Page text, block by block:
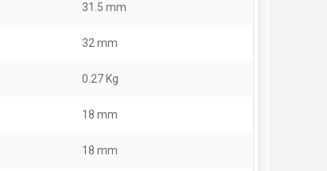
31.5 mm
32 mm
0.27 Kg
18 mm
18 mm